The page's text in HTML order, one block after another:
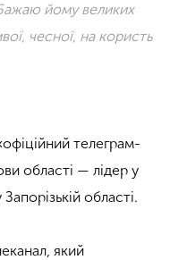
йому великих
чесної, на користь
телеграм-
області — лідер у
області.
який